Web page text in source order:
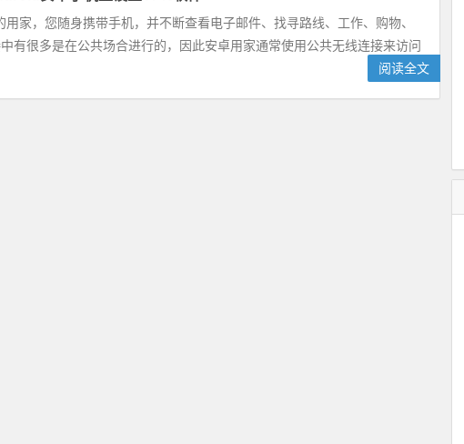
用家，您随身携带手机，并不断查看电子邮件、找寻路线、工作、购物、
有很多是在公共场合进行的，因此安卓用家通常使用公共无线连接来访问
阅读全文